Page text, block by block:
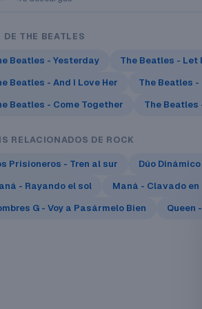
DE THE BEATLES
Beatles - Yesterday
The Beatles - Let
Beatles - And I Love Her
The Beatles
Beatles - Come Together
The Beatles
RELACIONADOS DE ROCK
Prisioneros - Tren al sur
Dúo
- Rayando el sol
Maná - Clavado en
G - Voy a Pasármelo Bien
Queen